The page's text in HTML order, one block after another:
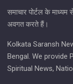
समाचार पोर्टल के माध्यम
अवगत करते हैं।
Kolkata Saransh
Bengal. We provide
Spiritual News,